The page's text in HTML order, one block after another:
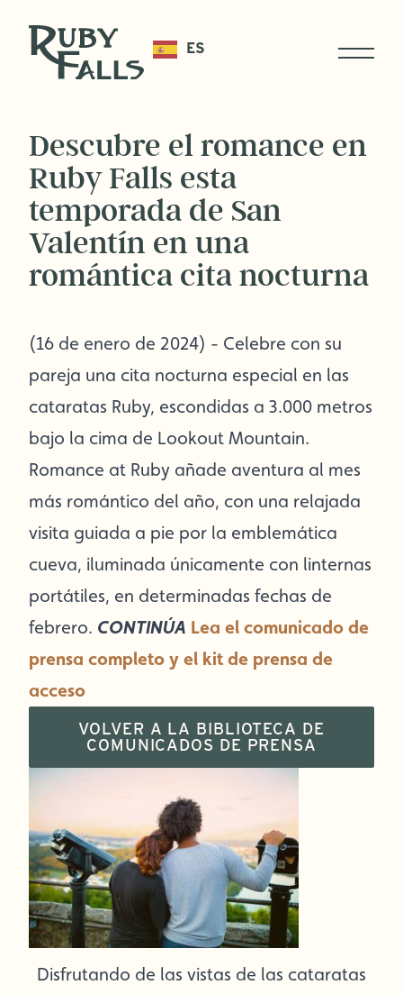
ES
Descubre el romance en
Ruby Falls esta
temporada de San
Valentín en una
romántica cita nocturna
(16 de enero de 2024) - Celebre con su
pareja una cita nocturna especial en las
cataratas Ruby, escondidas a 3.000 metros
bajo la cima de Lookout Mountain.
Romance at Ruby añade aventura al mes
más romántico del año, con una relajada
visita guiada a pie por la emblemática
cueva, iluminada únicamente con linternas
portátiles, en determinadas fechas de
febrero. CONTINÚA Lea el comunicado de
prensa completo y el kit de prensa de
acceso
VOLVER A LA BIBLIOTECA DE
COMUNICADOS DE PRENSA
Disfrutando de las vistas de las cataratas